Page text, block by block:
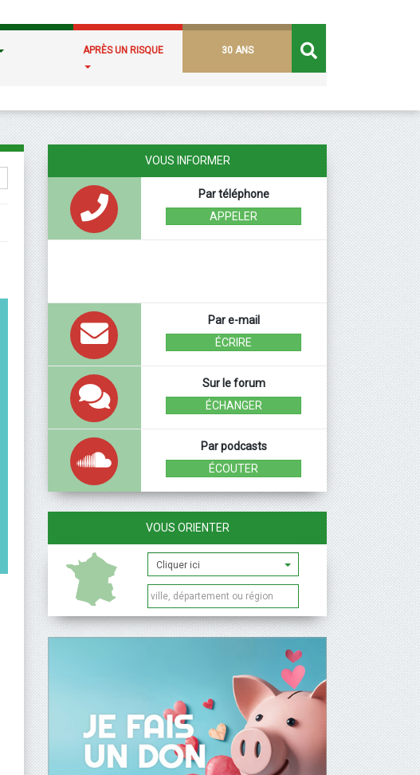
APRÈS UN RISQUE 30 ANS
VOUS INFORMER
Par téléphone
APPELER
Par e-mail
ÉCRIRE
Sur le forum
ÉCHANGER
Par podcasts
ÉCOUTER
VOUS ORIENTER